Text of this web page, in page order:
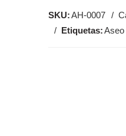
SKU:AH-0007
Etiquetas:Aseo